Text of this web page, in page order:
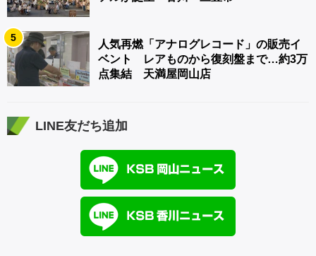
5
人気再燃「アナログレコード」の販売イ
ベント レアものから復刻盤まで…約3万
点集結 天満屋岡山店
LINE友だち追加